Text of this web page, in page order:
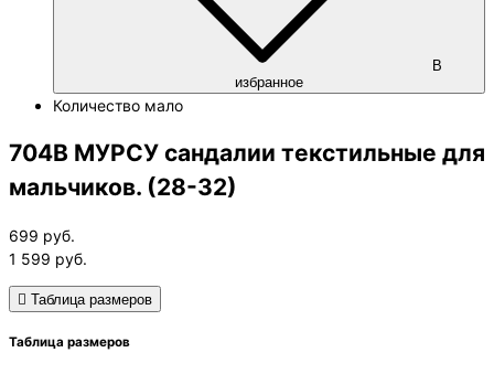
В
избранное
Количество мало
704B МУРСУ сандалии текстильные для
мальчиков. (28-32)
699 руб.
1 599 руб.
Таблица размеров
Таблица размеров